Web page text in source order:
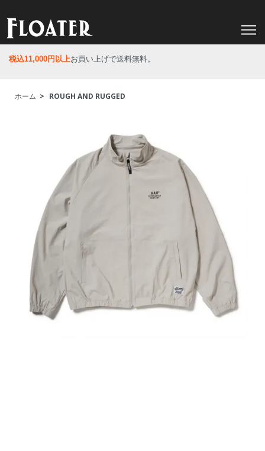
税込11,000円以上お買い上げで送料無料。
ホーム > ROUGH AND RUGGED